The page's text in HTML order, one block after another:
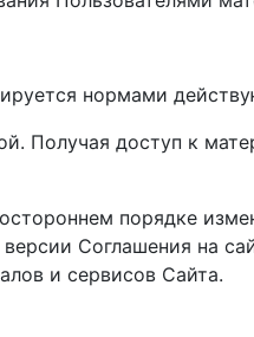
нормами
Получая доступ к
порядке
Соглашения на
и сервисов Сайта.